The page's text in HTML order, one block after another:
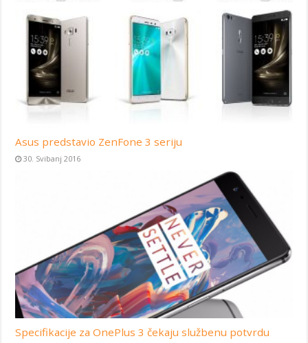
Asus predstavio ZenFone 3 seriju
30. Svibanj 2016
Specifikacije za OnePlus 3 čekaju službenu potvrdu